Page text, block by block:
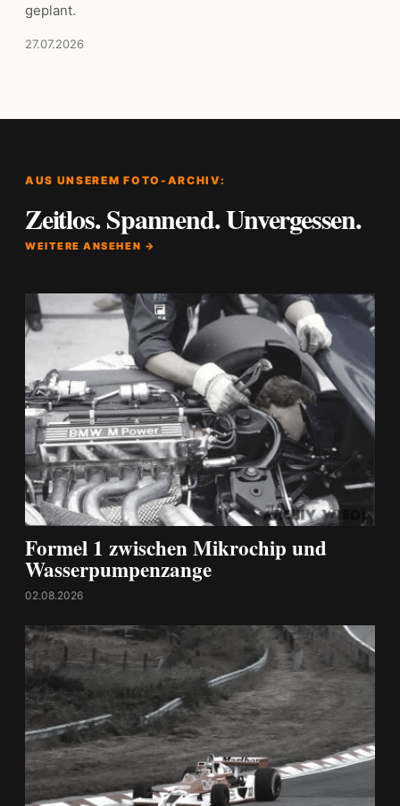
geplant.
27.07.2026
AUS UNSEREM FOTO-ARCHIV:
Zeitlos. Spannend. Unvergessen.
WEITERE ANSEHEN →
Formel 1 zwischen Mikrochip und
Wasserpumpenzange
02.08.2026